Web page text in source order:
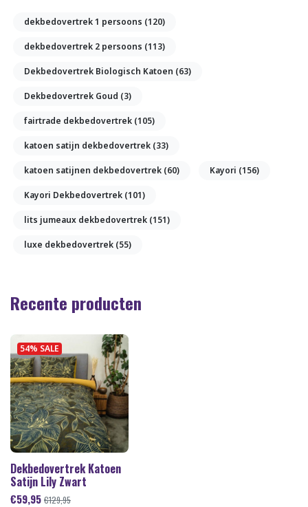
dekbedovertrek 1 persoons (120)
dekbedovertrek 2 persoons (113)
Dekbedovertrek Biologisch Katoen (63)
Dekbedovertrek Goud (3)
fairtrade dekbedovertrek (105)
katoen satijn dekbedovertrek (33)
katoen satijnen dekbedovertrek (60) Kayori (156)
Kayori Dekbedovertrek (101)
lits jumeaux dekbedovertrek (151)
luxe dekbedovertrek (55)
Recente producten
54% SALE
Dekbedovertrek Katoen
Satijn Lily Zwart
€59,95 €129,95